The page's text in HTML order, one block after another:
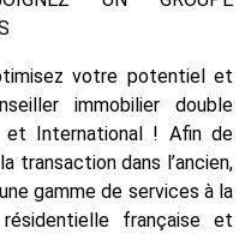
votre potentiel et
immobilier double
et International ! Afin de
transaction dans l’ancien,
gamme de services à la
française et